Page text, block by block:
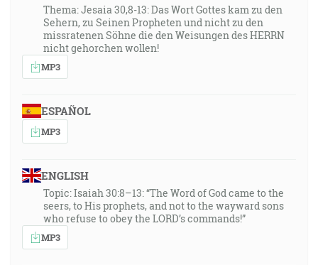
Thema: Jesaia 30,8-13: Das Wort Gottes kam zu den
Sehern, zu Seinen Propheten und nicht zu den
missratenen Söhne die den Weisungen des HERRN
nicht gehorchen wollen!
MP3
ESPAÑOL
MP3
ENGLISH
Topic: Isaiah 30:8–13: “The Word of God came to the
seers, to His prophets, and not to the wayward sons
who refuse to obey the LORD’s commands!”
MP3